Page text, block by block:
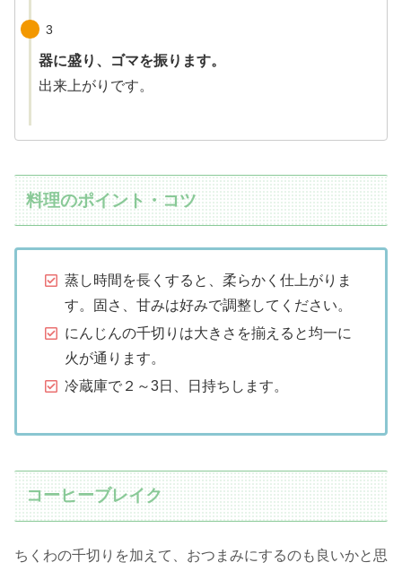
3
器に盛り、ゴマを振ります。
出来上がりです。
料理のポイント・コツ
蒸し時間を長くすると、柔らかく仕上がりま
す。固さ、甘みは好みで調整してください。
にんじんの千切りは大きさを揃えると均一に
火が通ります。
冷蔵庫で２～3日、日持ちします。
コーヒーブレイク
ちくわの千切りを加えて、おつまみにするのも良いかと思